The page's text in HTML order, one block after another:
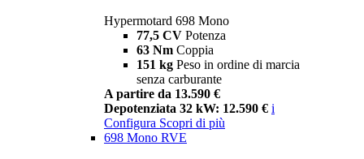
Hypermotard 698 Mono
77,5 CV Potenza
63 Nm Coppia
151 kg Peso in ordine di marcia
senza carburante
A partire da 13.590 €
Depotenziata 32 kW: 12.590 € i
Configura Scopri di più
698 Mono RVE